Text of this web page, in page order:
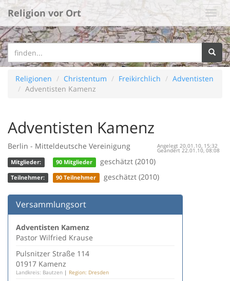
Religion vor Ort
Religionen Christentum Freikirchlich
Adventisten
Adventisten Kamenz
Adventisten Kamenz
Angelegt 20.01.10, 15:32
Geändert 22.01.10, 08:08
Berlin - Mitteldeutsche Vereinigung
Mitglieder: 90 Mitglieder geschätzt (2010)
Teilnehmer: 90 Teilnehmer geschätzt (2010)
Versammlungsort
Adventisten Kamenz
Pastor Wilfried Krause
Pulsnitzer Straße 114
01917 Kamenz
Landkreis: Bautzen | Region: Dresden